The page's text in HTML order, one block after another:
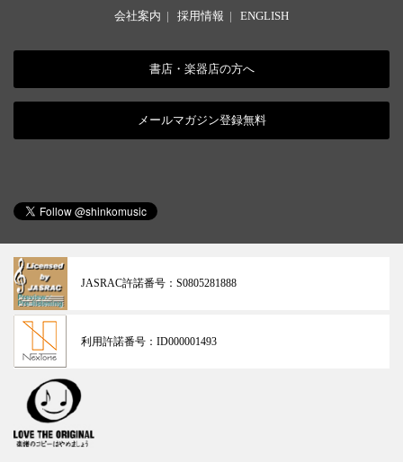
会社案内 | 採用情報 | ENGLISH
書店・楽器店の方へ
メールマガジン登録無料
JASRAC許諾番号： S0805281888
利用許諾番号： ID000001493